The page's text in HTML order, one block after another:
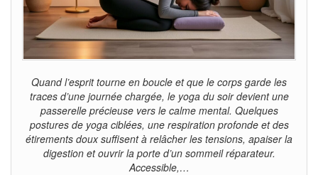
Quand l’esprit tourne en boucle et que le corps garde les
traces d’une journée chargée, le yoga du soir devient une
passerelle précieuse vers le calme mental. Quelques
postures de yoga ciblées, une respiration profonde et des
étirements doux suffisent à relâcher les tensions, apaiser la
digestion et ouvrir la porte d’un sommeil réparateur.
Accessible,…